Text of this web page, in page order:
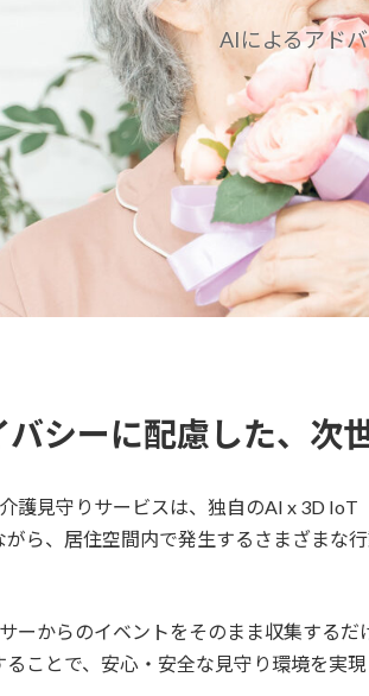
AIによるアド
バシーに配慮した、次
護見守りサービスは、独自のAI x 3D IoT
がら、居住空間内で発生するさまざまな
ーからのイベントをそのまま収集する
ことで、安心・安全な見守り環境を実現